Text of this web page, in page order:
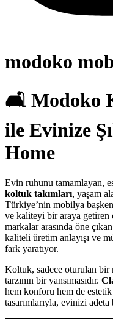
modoko
🛋️ Modoko
ile Evinize
Home
Evin ruhunu tamamlayan,
koltuk takımları, yaşam
Türkiye’nin mobilya
ve kaliteyi bir araya getiren
markalar arasında öne çıkan
kaliteli üretim anlayışı ve
fark yaratıyor.
Koltuk, sadece oturulan bir
tarzının bir yansımasıdır.
hem konforu hem de
tasarımlarıyla, evinizi